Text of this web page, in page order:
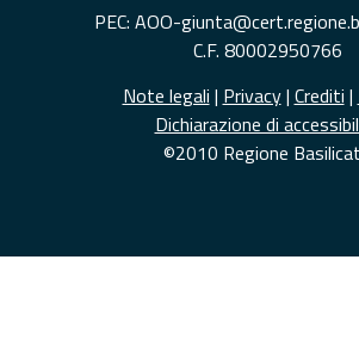
PEC: AOO-
C.F. 80002950766
Note legali | Privacy| Crediti |
Dichiarazione di
©2010 Regione